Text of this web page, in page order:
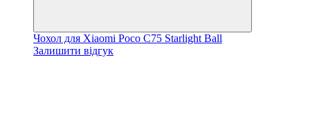
Чохол для Xiaomi Poco C75 Starlight Ball
Залишити відгук